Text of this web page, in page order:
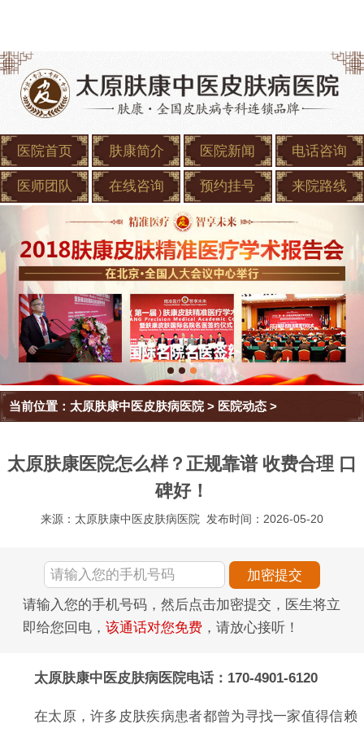
医院首页 肤康简介 医院新闻 电话咨询
医师团队 在线咨询 预约挂号 来院路线
当前位置： 太原肤康中医皮肤病医院> 医院动态 >
太原肤康医院怎么样？正规靠谱 收费合理 口
碑好！
来源：太原肤康中医皮肤病医院 发布时间：2026-05-20
请输入您的手机号码，然后点击加密提交，医生将立
即给您回电， 该通话对您免费 ，请放心接听！
太原肤康中医皮肤病医院电话：170-4901-6120
在太原，许多皮肤疾病患者都曾为寻找一家值得信赖